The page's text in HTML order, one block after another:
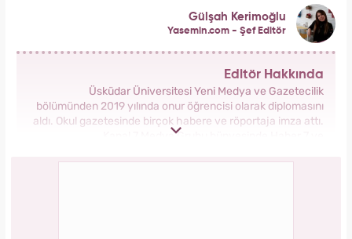
Bilim insanları hayret ediyor: Mimar Sinan'ın